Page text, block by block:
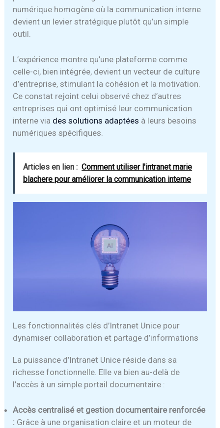
numérique homogène où la communication interne
devient un levier stratégique plutôt qu’un simple
outil.
L’expérience montre qu’une plateforme comme
celle-ci, bien intégrée, devient un vecteur de culture
d’entreprise, stimulant la cohésion et la motivation.
Ce constat rejoint celui observé chez d’autres
entreprises qui ont optimisé leur communication
interne via des solutions adaptées à leurs besoins
numériques spécifiques.
Articles en lien : Comment utiliser l'intranet marie
blachere pour améliorer la communication interne
Les fonctionnalités clés d’Intranet Unice pour
dynamiser collaboration et partage d’informations
La puissance d’Intranet Unice réside dans sa
richesse fonctionnelle. Elle va bien au-delà de
l’accès à un simple portail documentaire :
Accès centralisé et gestion documentaire renforcée
: Grâce à une organisation claire et un moteur de